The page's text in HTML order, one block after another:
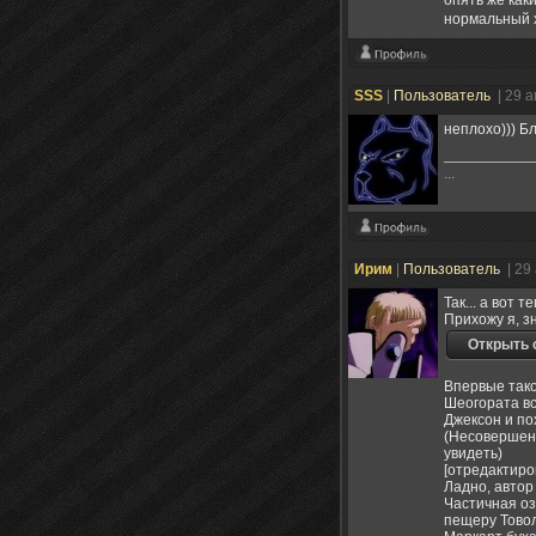
нормальный
SSS Пользователь
| 29
неплохо)))
...
Ирим Пользователь
|
Так... а вот
Прихожу я,
Впервые
Шеогората
Джексон и
увидеть)
Ладно,
Частичная
пещеру